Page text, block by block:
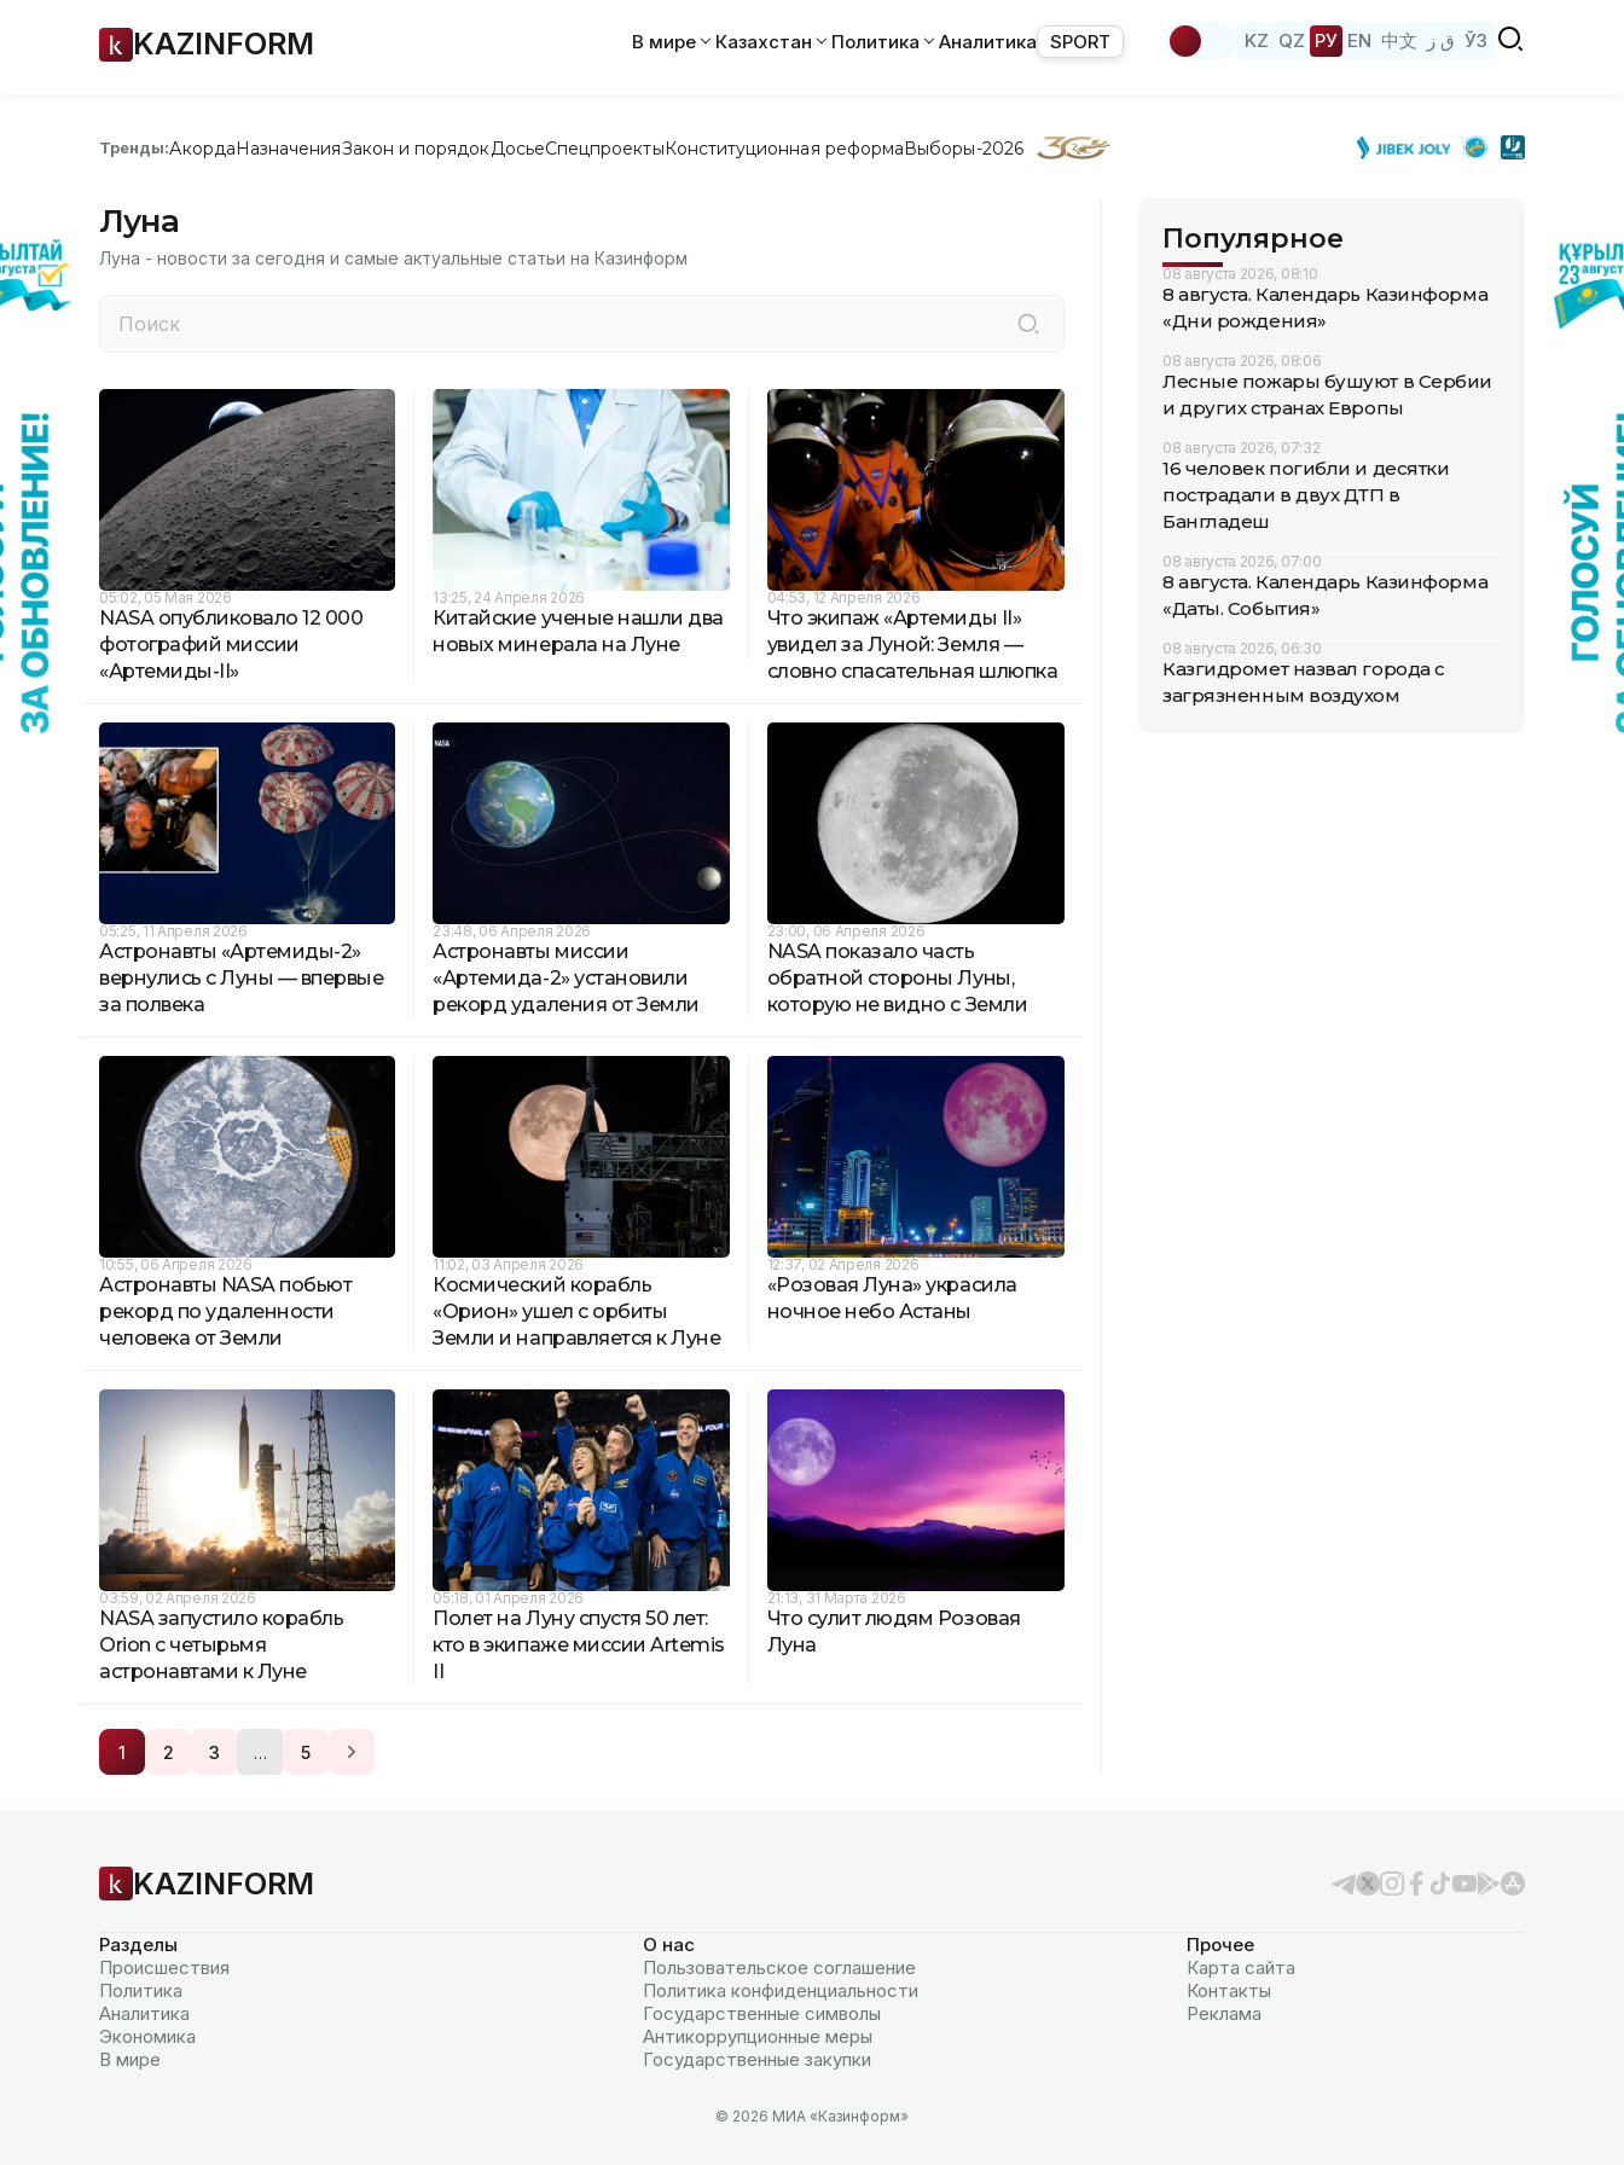
KAZINFORM В мире Казахстан Политика Аналитика SPORT KZ QZ РУ EN 中文 ق ز ЎЗ
Тренды:АкордаНазначенияЗакон и порядок ДосьеСпецпроектыКонституционная реформаВыборы-2026
Луна
Луна - новости за сегодня и самые актуальные статьи на Казинформ
05:02, 05 Мая 2026
NASA опубликовало 12 000
фотографий миссии
«Артемиды-II»
13:25, 24 Апреля 2026
Китайские ученые нашли два
новых минерала на Луне
04:53, 12 Апреля 2026
Что экипаж «Артемиды II»
увидел за Луной: Земля —
словно спасательная шлюпка
05:25, 11 Апреля 2026
Астронавты «Артемиды-2»
вернулись с Луны — впервые
за полвека
23:48, 06 Апреля 2026
Астронавты миссии
«Артемида-2» установили
рекорд удаления от Земли
23:00, 06 Апреля 2026
NASA показало часть
обратной стороны Луны,
которую не видно с Земли
10:55, 06 Апреля 2026
Астронавты NASA побьют
рекорд по удаленности
человека от Земли
11:02, 03 Апреля 2026
Космический корабль
«Орион» ушел с орбиты
Земли и направляется к Луне
12:37, 02 Апреля 2026
«Розовая Луна» украсила
ночное небо Астаны
03:59, 02 Апреля 2026
NASA запустило корабль
Orion с четырьмя
астронавтами к Луне
05:18, 01 Апреля 2026
Полет на Луну спустя 50 лет:
кто в экипаже миссии Artemis
II
21:13, 31 Марта 2026
Что сулит людям Розовая
Луна
1 2 3 … 5
Популярное
08 августа 2026, 08:10
8 августа. Календарь Казинформа
«Дни рождения»
08 августа 2026, 08:06
Лесные пожары бушуют в Сербии
и других странах Европы
08 августа 2026, 07:32
16 человек погибли и десятки
пострадали в двух ДТП в
Бангладеш
08 августа 2026, 07:00
8 августа. Календарь Казинформа
«Даты. События»
08 августа 2026, 06:30
Казгидромет назвал города с
загрязненным воздухом
KAZINFORM
Разделы
Происшествия
Политика
Аналитика
Экономика
В мире
О нас
Пользовательское соглашение
Политика конфиденциальности
Государственные символы
Антикоррупционные меры
Государственные закупки
Прочее
Карта сайта
Контакты
Реклама
© 2026 МИА «Казинформ»